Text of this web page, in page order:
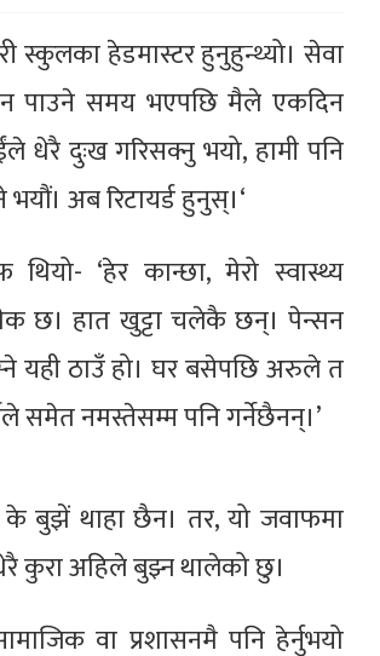
स्कुलका हेडमास्टर हुनुहुन्थ्यो। सेवा
पाउने समय भएपछि मैले एकदिन
धेरै दुःख गरिसक्नु भयो, हामी पनि
अब रिटायर्ड हुनुस्।‘
थियो- ‘हेर कान्छा, मेरो स्वास्थ्य
छ। हात खुट्टा चलेकै छन्। पेन्सन
यही ठाउँ हो। घर बसेपछि अरुले त
समेत नमस्तेसम्म पनि गर्नेछैनन्।’
बुझें थाहा छैन। तर, यो जवाफमा
कुरा अहिले बुझ्न थालेको छु।
वा प्रशासनमै पनि हेर्नुभयो